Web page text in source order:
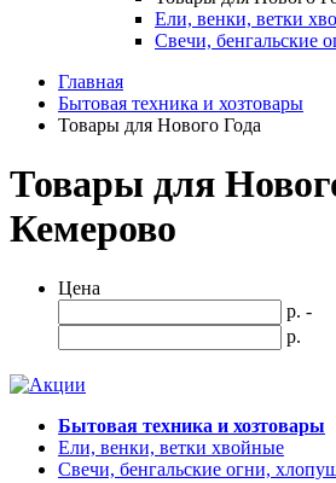
Ели, венки, ветки
Свечи, бенгальские
Главная
Бытовая техника и хозтовары
Товары для Нового Года
Товары для
Кемерово
Цена
р. -
р.
Бытовая техника и хозтовары
Ели, венки, ветки хвойные
Свечи, бенгальские огни,